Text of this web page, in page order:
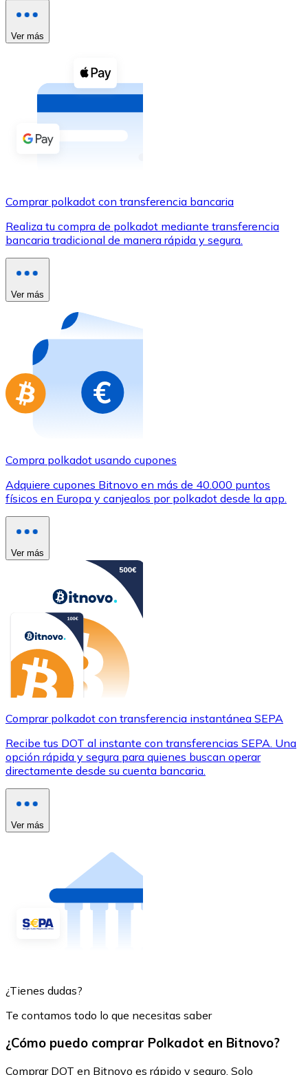
Efectivo
Comprar con efectivo
Transferencia SEPA
Añade fondos a tu cuenta Bitnovo o realiza compras
Utiliza tarjetas Visa y Mastercard para comprar
Comprar con tarjeta
Tienda - Tarjetas regalo
Compra tarjetas regalo de tus marcas favoritas con
Ir a la tienda de tarjetas regalo
Ver más
Comprar polkadot con transferencia bancaria
Realiza tu compra de polkadot mediante transferencia
bancaria tradicional de manera rápida y segura.
Ver más
Compra polkadot usando cupones
Adquiere cupones Bitnovo en más de 40.000 puntos
físicos en Europa y canjealos por polkadot desde la app.
Ver más
Comprar polkadot con transferencia instantánea SEPA
Recibe tus DOT al instante con transferencias SEPA. Una
opción rápida y segura para quienes buscan operar
directamente desde su cuenta bancaria.
Ver más
¿Tienes dudas?
Te contamos todo lo que necesitas saber
¿Cómo puedo comprar Polkadot en Bitnovo?
Comprar DOT en Bitnovo es rápido y seguro. Solo